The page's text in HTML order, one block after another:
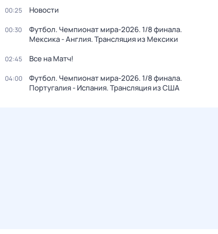
00:25 Новости
00:30
Футбол. Чемпионат мира-2026. 1/8 финала.
Мексика - Англия. Трансляция из Мексики
02:45 Все на Матч!
04:00
Футбол. Чемпионат мира-2026. 1/8 финала.
Португалия - Испания. Трансляция из США